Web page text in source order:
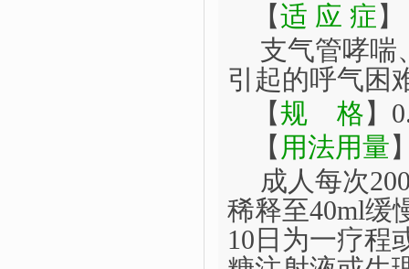
【适 应 症 】
支气管哮喘
引起的呼气困
【规 格】
【 用法用量
成人每次
稀释至40ml缓
10日为一疗程